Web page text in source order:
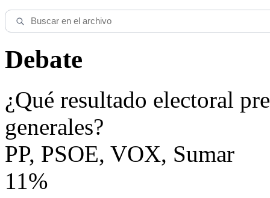
Debate
¿Qué resultado electoral
generales?
PP, PSOE, VOX, Sumar
11%